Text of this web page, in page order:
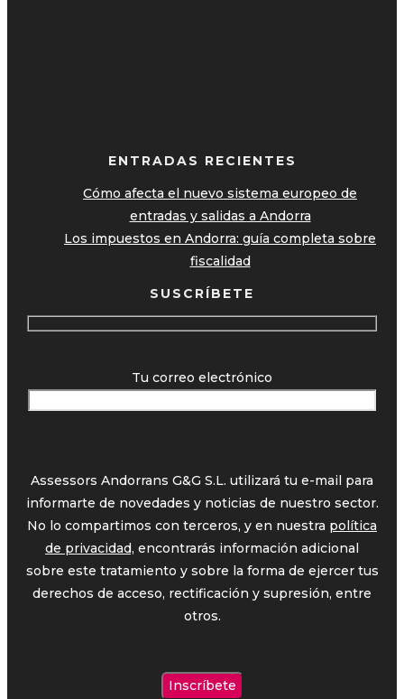
ENTRADAS RECIENTES
Cómo afecta el nuevo sistema europeo de
entradas y salidas a Andorra
Los impuestos en Andorra: guía completa sobre
fiscalidad
SUSCRÍBETE
Tu correo electrónico
Assessors Andorrans G&G S.L. utilizará tu e-mail para
informarte de novedades y noticias de nuestro sector.
No lo compartimos con terceros, y en nuestra política
de privacidad, encontrarás información adicional
sobre este tratamiento y sobre la forma de ejercer tus
derechos de acceso, rectificación y supresión, entre
otros.